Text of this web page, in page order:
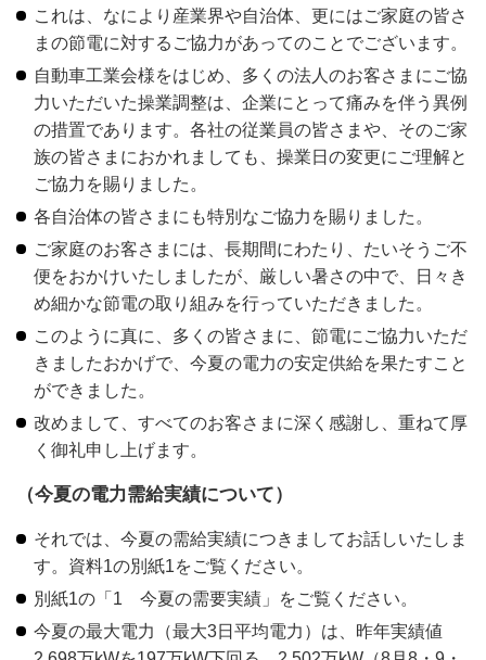
これは、なにより産業界や自治体、更にはご家庭の皆さ
まの節電に対するご協力があってのことでございます。
自動車工業会様をはじめ、多くの法人のお客さまにご協
力いただいた操業調整は、企業にとって痛みを伴う異例
の措置であります。各社の従業員の皆さまや、そのご家
族の皆さまにおかれましても、操業日の変更にご理解と
ご協力を賜りました。
各自治体の皆さまにも特別なご協力を賜りました。
ご家庭のお客さまには、長期間にわたり、たいそうご不
便をおかけいたしましたが、厳しい暑さの中で、日々き
め細かな節電の取り組みを行っていただきました。
このように真に、多くの皆さまに、節電にご協力いただ
きましたおかげで、今夏の電力の安定供給を果たすこと
ができました。
改めまして、すべてのお客さまに深く感謝し、重ねて厚
く御礼申し上げます。
（今夏の電力需給実績について）
それでは、今夏の需給実績につきましてお話しいたしま
す。資料1の別紙1をご覧ください。
別紙1の「1 今夏の需要実績」をご覧ください。
今夏の最大電力（最大3日平均電力）は、昨年実績値